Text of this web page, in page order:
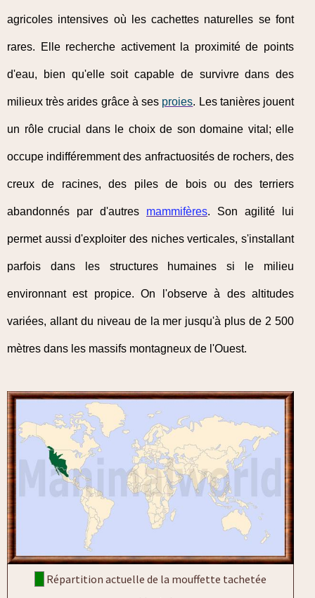
agricoles intensives où les cachettes naturelles se font
rares. Elle recherche activement la proximité de points
d'eau, bien qu'elle soit capable de survivre dans des
milieux très arides grâce à ses proies. Les tanières jouent
un rôle crucial dans le choix de son domaine vital; elle
occupe indifféremment des anfractuosités de rochers, des
creux de racines, des piles de bois ou des terriers
abandonnés par d'autres mammifères. Son agilité lui
permet aussi d'exploiter des niches verticales, s'installant
parfois dans les structures humaines si le milieu
environnant est propice. On l'observe à des altitudes
variées, allant du niveau de la mer jusqu'à plus de 2 500
mètres dans les massifs montagneux de l'Ouest.
Répartition actuelle de la mouffette tachetée